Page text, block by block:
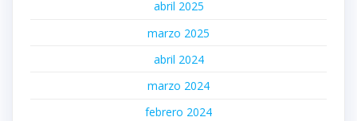
abril 2025
marzo 2025
abril 2024
marzo 2024
febrero 2024